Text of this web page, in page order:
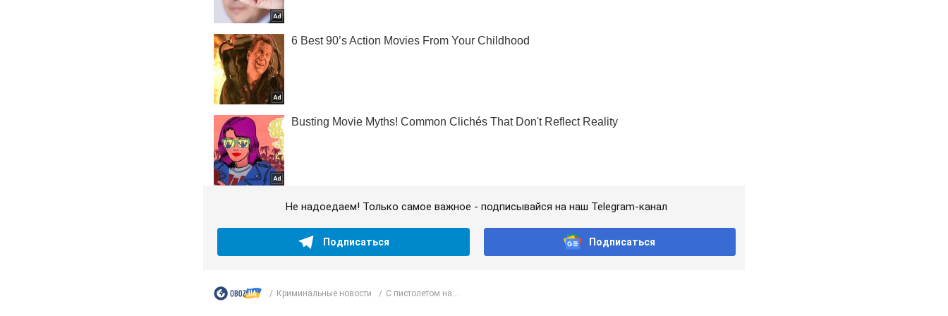
Не надоедаем! Только самое важное - подписывайся на наш Telegram-канал
Подписаться Подписаться
Криминальные новости С пистолетом на...